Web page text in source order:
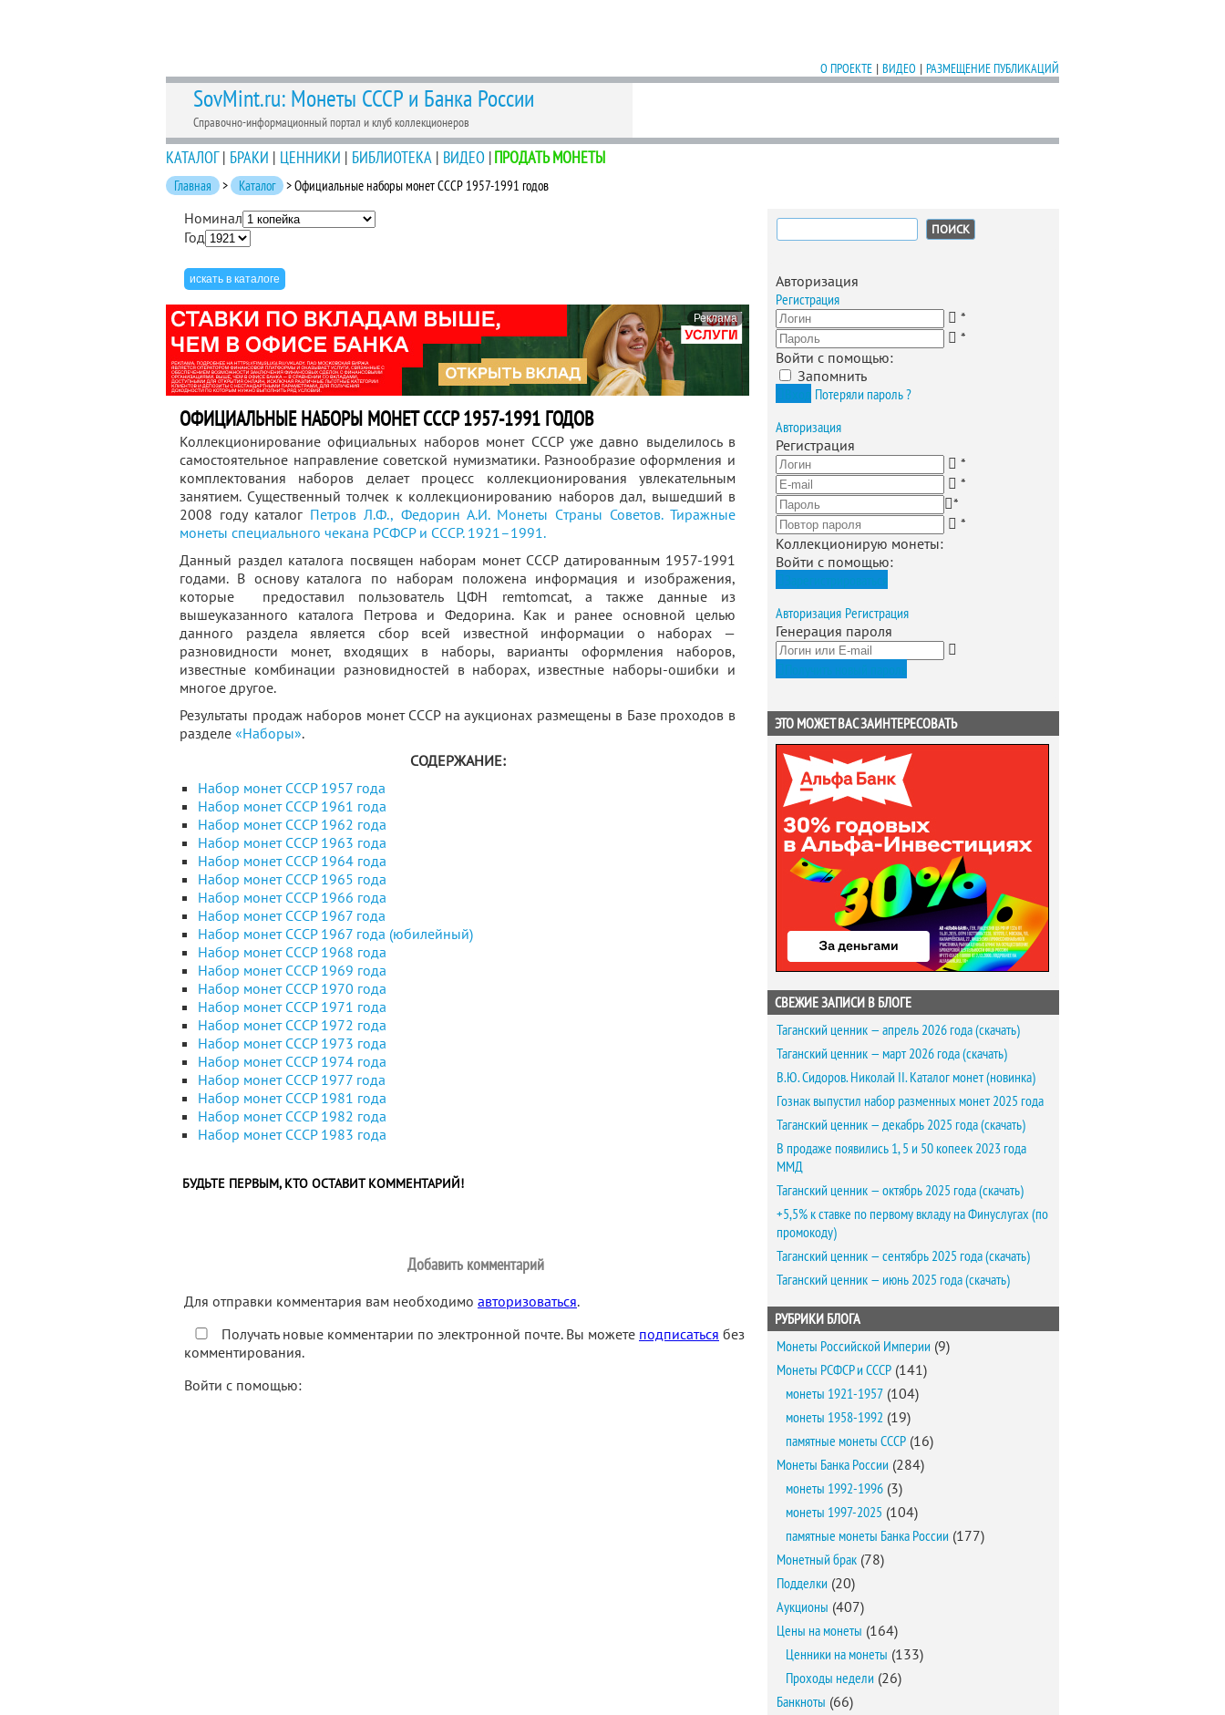
О ПРОЕКТЕ | ВИДЕО | РАЗМЕЩЕНИЕ ПУБЛИКАЦИЙ
SovMint.ru: Монеты СССР и Банка России
Справочно-информационный портал и клуб коллекционеров
КАТАЛОГ| БРАКИ | ЦЕННИКИ | БИБЛИОТЕКА | ВИДЕО |ПРОДАТЬ МОНЕТЫ
Главная > Каталог > Официальные наборы монет СССР 1957-1991 годов
Номинал
Год
Реклама
ОФИЦИАЛЬНЫЕ НАБОРЫ МОНЕТ СССР 1957-1991 ГОДОВ
Коллекционирование официальных наборов монет СССР уже давно выделилось в
самостоятельное направление советской нумизматики. Разнообразие оформления и
комплектования наборов делает процесс коллекционирования увлекательным
занятием. Существенный толчек к коллекционированию наборов дал, вышедший в
2008 году каталог Петров Л.Ф., Федорин А.И. Монеты Cтраны Советов. Тиражные
монеты специального чекана РСФСР и СССР. 1921–1991.
Данный раздел каталога посвящен наборам монет СССР датированным 1957-1991
годами. В основу каталога по наборам положена информация и изображения,
которые предоставил пользователь ЦФН remtomcat, а также данные из
вышеуказанного каталога Петрова и Федорина. Как и ранее основной целью
данного раздела является сбор всей известной информации о наборах —
разновидности монет, входящих в наборы, варианты оформления наборов,
известные комбинации разновидностей в наборах, известные наборы-ошибки и
многое другое.
Результаты продаж наборов монет СССР на аукционах размещены в Базе проходов в
разделе «Наборы».
СОДЕРЖАНИЕ:
Набор монет СССР 1957 года
Набор монет СССР 1961 года
Набор монет СССР 1962 года
Набор монет СССР 1963 года
Набор монет СССР 1964 года
Набор монет СССР 1965 года
Набор монет СССР 1966 года
Набор монет СССР 1967 года
Набор монет СССР 1967 года (юбилейный)
Набор монет СССР 1968 года
Набор монет СССР 1969 года
Набор монет СССР 1970 года
Набор монет СССР 1971 года
Набор монет СССР 1972 года
Набор монет СССР 1973 года
Набор монет СССР 1974 года
Набор монет СССР 1977 года
Набор монет СССР 1981 года
Набор монет СССР 1982 года
Набор монет СССР 1983 года
БУДЬТЕ ПЕРВЫМ, КТО ОСТАВИТ КОММЕНТАРИЙ!
Добавить комментарий
Для отправки комментария вам необходимо авторизоваться.
Получать новые комментарии по электронной почте. Вы можете подписаться без
комментирования.
Войти с помощью:
Найти:
Авторизация
Регистрация
*
*
Войти с помощью:
Запомнить
Потеряли пароль ?
Авторизация
Регистрация
*
*
*
*
Коллекционирую монеты:
Войти с помощью:
Авторизация Регистрация
Генерация пароля
ЭТО МОЖЕТ ВАС ЗАИНТЕРЕСОВАТЬ
СВЕЖИЕ ЗАПИСИ В БЛОГЕ
Таганский ценник — апрель 2026 года (скачать)
Таганский ценник — март 2026 года (скачать)
В.Ю. Сидоров. Николай II. Каталог монет (новинка)
Гознак выпустил набор разменных монет 2025 года
Таганский ценник — декабрь 2025 года (скачать)
В продаже появились 1, 5 и 50 копеек 2023 года
ММД
Таганский ценник — октябрь 2025 года (скачать)
+5,5% к ставке по первому вкладу на Финуслугах (по
промокоду)
Таганский ценник — сентябрь 2025 года (скачать)
Таганский ценник — июнь 2025 года (скачать)
РУБРИКИ БЛОГА
Монеты Российской Империи (9)
Монеты РСФСР и СССР (141)
монеты 1921-1957 (104)
монеты 1958-1992 (19)
памятные монеты СССР (16)
Монеты Банка России (284)
монеты 1992-1996 (3)
монеты 1997-2025 (104)
памятные монеты Банка России (177)
Монетный брак (78)
Подделки (20)
Аукционы (407)
Цены на монеты (164)
Ценники на монеты (133)
Проходы недели (26)
Банкноты (66)